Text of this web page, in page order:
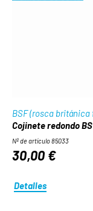
BSF (rosca británica
Cojinete redondo BS
Nº de artículo 85033
30,00 €
Detalles